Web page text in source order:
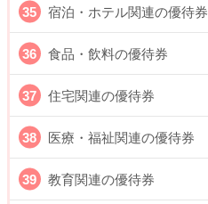
宿泊・ホテル関連の優待券
食品・飲料の優待券
住宅関連の優待券
医療・福祉関連の優待券
教育関連の優待券